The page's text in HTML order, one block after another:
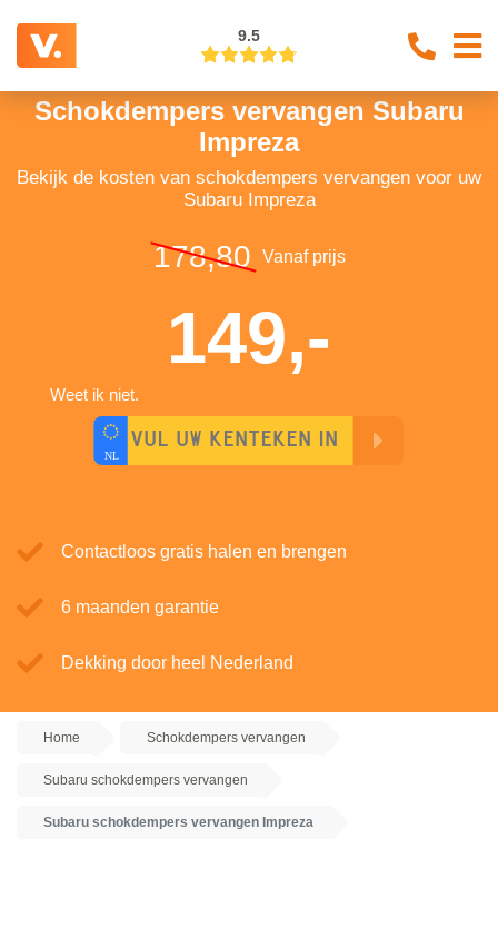
9.5
Schokdempers vervangen Subaru
Impreza
Bekijk de kosten van schokdempers vervangen voor uw
Subaru Impreza
178,80 Vanaf prijs
149,-
Weet ik niet.
Contactloos gratis halen en brengen
6 maanden garantie
Dekking door heel Nederland
Home Schokdempers vervangen
Subaru schokdempers vervangen
Subaru schokdempers vervangen Impreza